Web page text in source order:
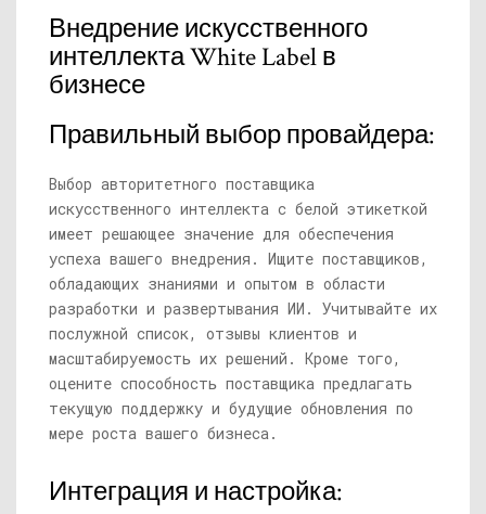
Внедрение искусственного
интеллекта White Label в
бизнесе
Правильный выбор провайдера:
Выбор авторитетного поставщика
искусственного интеллекта с белой этикеткой
имеет решающее значение для обеспечения
успеха вашего внедрения. Ищите поставщиков,
обладающих знаниями и опытом в области
разработки и развертывания ИИ. Учитывайте их
послужной список, отзывы клиентов и
масштабируемость их решений. Кроме того,
оцените способность поставщика предлагать
текущую поддержку и будущие обновления по
мере роста вашего бизнеса.
Интеграция и настройка: